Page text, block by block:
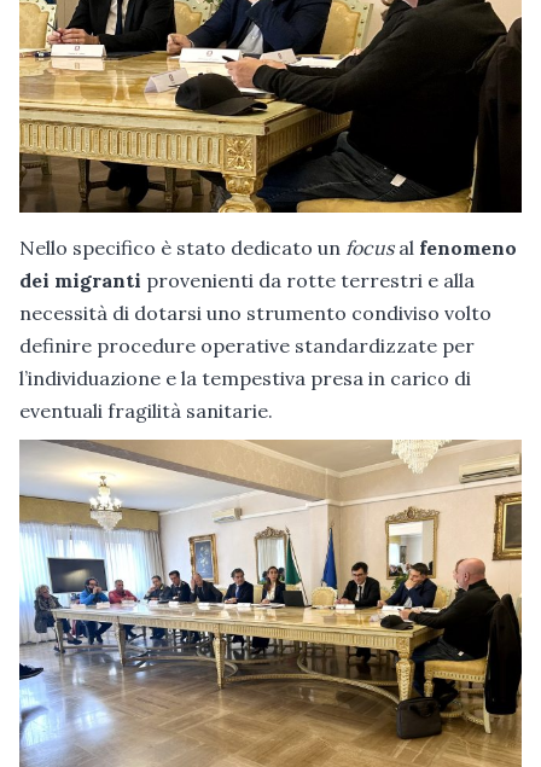
Nello specifico è stato dedicato un focusal fenomeno
dei migranti provenienti da rotte terrestri e alla
necessità di dotarsi uno strumento condiviso volto
definire procedure operative standardizzate per
l’individuazione e la tempestiva presa in carico di
eventuali fragilità sanitarie.